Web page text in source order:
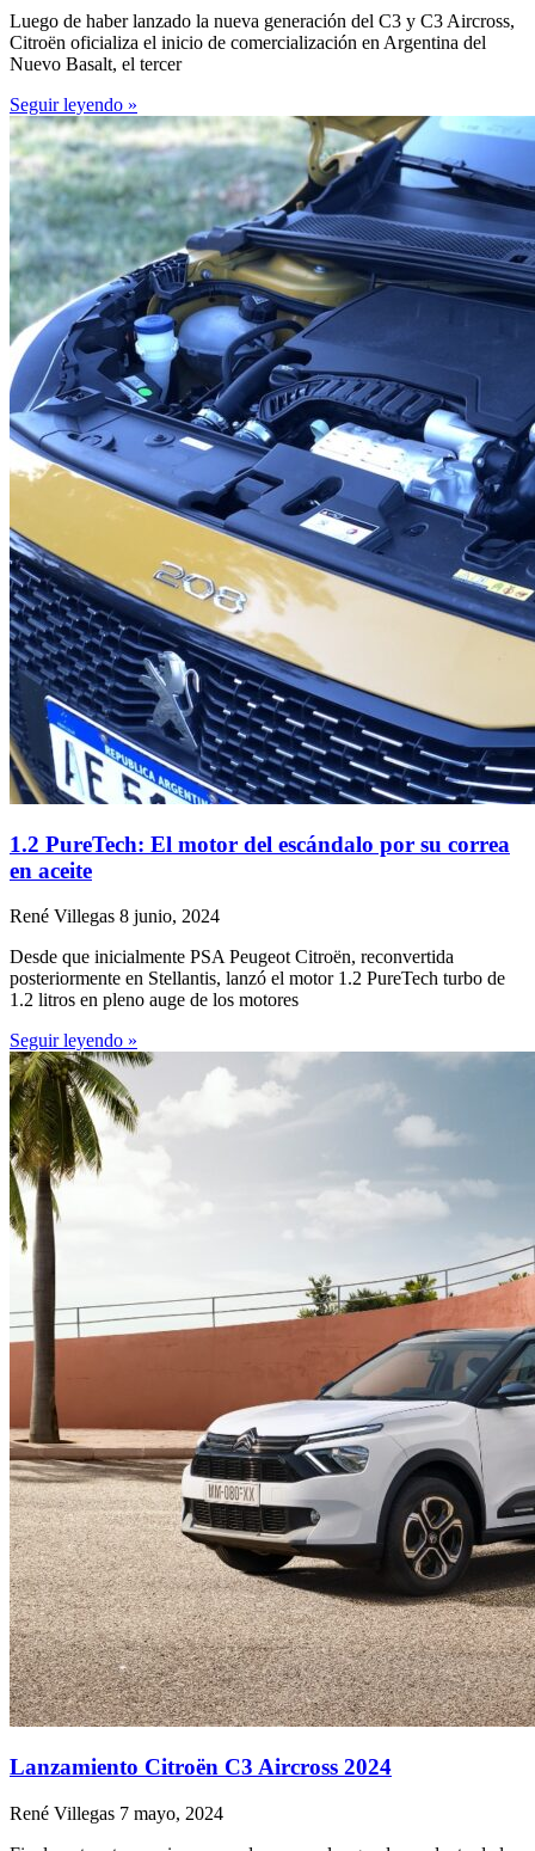
Luego de haber lanzado la nueva generación del C3 y C3 Aircross,
Citroën oficializa el inicio de comercialización en Argentina del
Nuevo Basalt, el tercer
Seguir leyendo »
1.2 PureTech: El motor del escándalo por su correa
en aceite
René Villegas 8 junio, 2024
Desde que inicialmente PSA Peugeot Citroën, reconvertida
posteriormente en Stellantis, lanzó el motor 1.2 PureTech turbo de
1.2 litros en pleno auge de los motores
Seguir leyendo »
Lanzamiento Citroën C3 Aircross 2024
René Villegas 7 mayo, 2024